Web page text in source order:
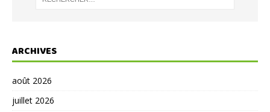
ARCHIVES
août 2026
juillet 2026